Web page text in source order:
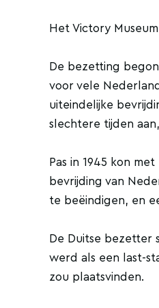
Het Victory
De bezetting
voor vele
uiteindelijke
slechtere tijden
Pas in 1945 kon
bevrijding van
te beëindigen, en
De Duitse bezetter
werd als een last-
zou plaatsvinden.